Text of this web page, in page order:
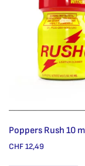
Poppers Rush 10
CHF12,49